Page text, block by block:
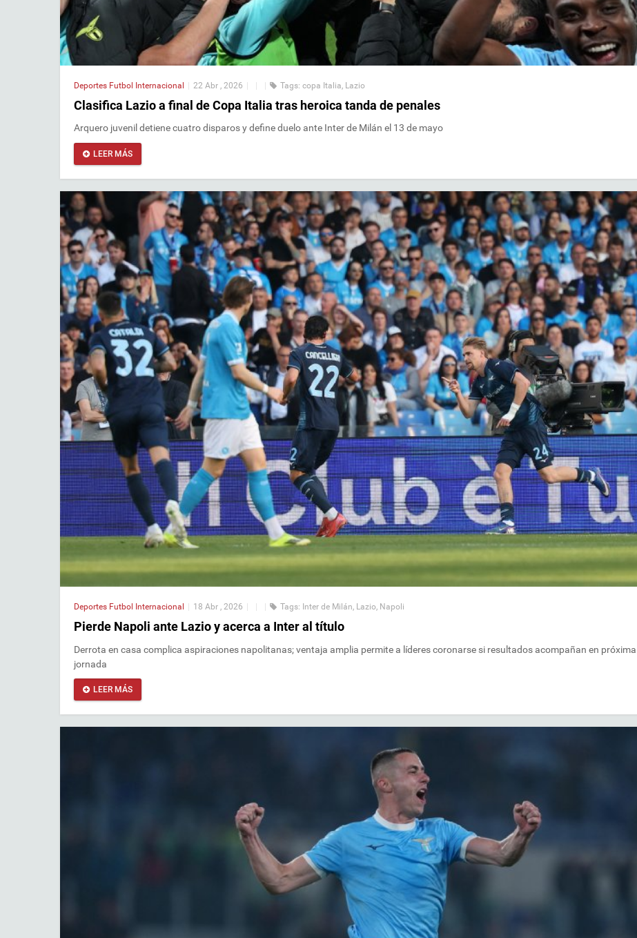
Deportes Futbol Internacional | 22 Abr , 2026 | | | Tags: copa Italia Lazio
Clasifica Lazio a final de Copa Italia tras heroica tanda de penales
Arquero juvenil detiene cuatro disparos y define duelo ante Inter de Milán el 13 de mayo
LEER MÁS
Deportes Futbol Internacional 18 Abr , 2026 Tags: Inter de Milán, Lazio, Napoli
Pierde Napoli ante Lazio y acerca a Inter al título
Derrota en casa complica aspiraciones napolitanas; ventaja amplia permite a líderes coronarse si resultados acompañan en próxima
jornada
LEER MÁS